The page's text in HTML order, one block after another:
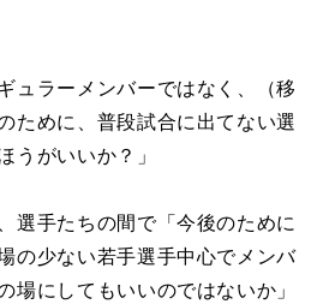
ュラーメンバーではなく、（移
ために、普段試合に出てない選
うがいいか？」
選手たちの間で「今後のために
の少ない若手選手中心でメンバ
場にしてもいいのではないか」